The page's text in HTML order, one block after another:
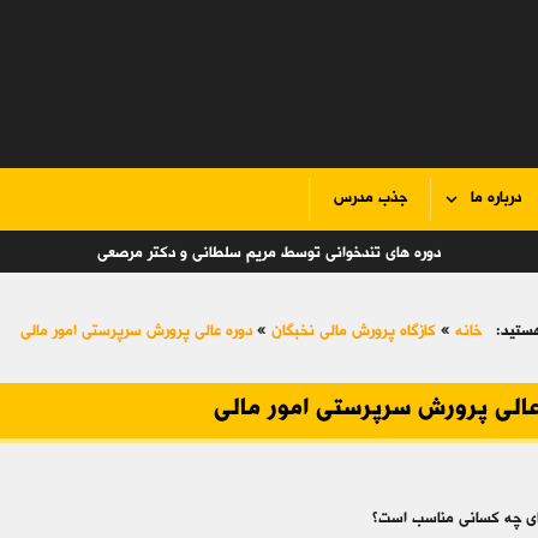
درباره ما جذب مدرس
دوره های تندخوانی توسط مریم سلطانی و دکتر مرصعی
خانه » کازگاه پرورش مالی نخبگان » دوره عالی پرورش سرپرستی امور مالی
پرورش سرپرستی امور مالی
چه کسانی مناسب است؟